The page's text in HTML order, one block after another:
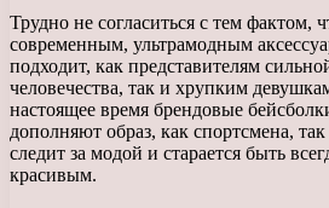
Трудно не согласиться с тем фактом,
современным, ультрамодным
подходит, как представителям
человечества, так и хрупким
настоящее время брендовые
дополняют образ, как спортсмена,
следит за модой и старается быть
красивым.